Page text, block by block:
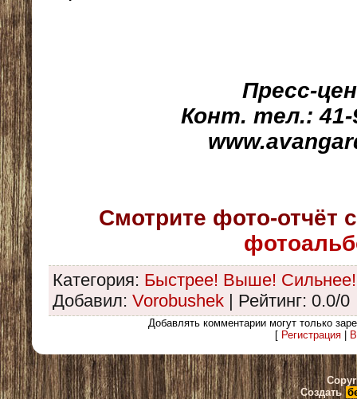
Пресс-
Конт. тел.: 41-
Смотрите фото-отчёт
Категория: Быстрее! Выше! Сильнее!
Добавил: Vorobushek Рейтинг: 0.0/0
Добавлять комментарии могут только
[ Регистрация
Создать